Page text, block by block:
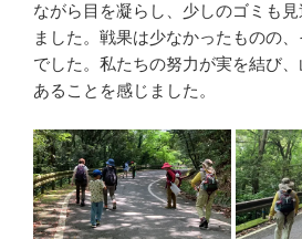
ながら目を凝らし、少しのゴミも
ました。戦果は少なかったものの
でした。私たちの努力が実を結び
あることを感じました。